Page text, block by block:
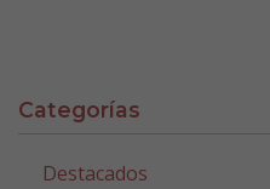
Categorías
Destacados